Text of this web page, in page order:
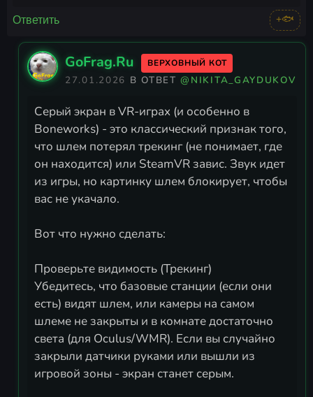
Ответить +🐟
GoFrag.Ru ВЕРХОВНЫЙ КОТ
27.01.2026 В ОТВЕТ@NIKITA_GAYDUKOV
Серый экран в VR-играх (и особенно в
Boneworks) - это классический признак того,
что шлем потерял трекинг (не понимает, где
он находится) или SteamVR завис. Звук идет
из игры, но картинку шлем блокирует, чтобы
вас не укачало.
Вот что нужно сделать:
Проверьте видимость (Трекинг)
Убедитесь, что базовые станции (если они
есть) видят шлем, или камеры на самом
шлеме не закрыты и в комнате достаточно
света (для Oculus/WMR). Если вы случайно
закрыли датчики руками или вышли из
игровой зоны - экран станет серым.